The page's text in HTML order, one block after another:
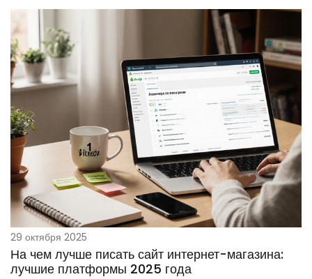
29 октября 2025
На чем лучше писать сайт интернет-магазина:
лучшие платформы 2025 года